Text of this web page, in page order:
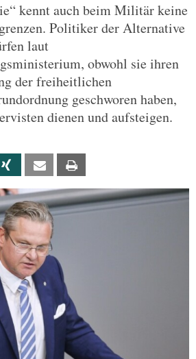
kennt auch beim Militär keine
Politiker der Alternative
laut
obwohl sie ihren
der freiheitlichen
geschworen haben,
dienen und aufsteigen.
Xing Email